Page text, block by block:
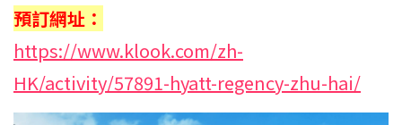
預訂網址：
https://www.klook.com/zh-
HK/activity/57891-hyatt-regency-zhu-hai/